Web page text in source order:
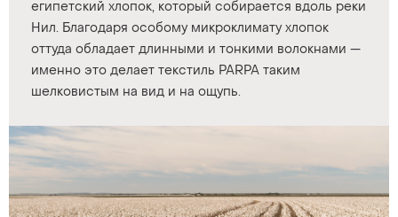
египетский хлопок, который собирается вдоль реки
Нил. Благодаря особому микроклимату хлопок
оттуда обладает длинными и тонкими волокнами —
именно это делает текстиль PARPA таким
шелковистым на вид и на ощупь.